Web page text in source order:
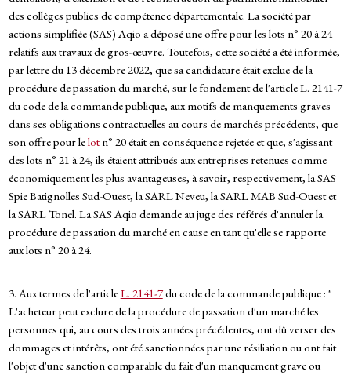
des collèges publics de compétence départementale. La société par
actions simplifiée (SAS) Aqio a déposé une offre pour les lots n° 20 à 24
relatifs aux travaux de gros-œuvre. Toutefois, cette société a été informée,
par lettre du 13 décembre 2022, que sa candidature était exclue de la
procédure de passation du marché, sur le fondement de l'article L. 2141-7
du code de la commande publique, aux motifs de manquements graves
dans ses obligations contractuelles au cours de marchés précédents, que
son offre pour lelotn° 20 était en conséquence rejetée et que, s'agissant
des lots n° 21 à 24, ils étaient attribués aux entreprises retenues comme
économiquement les plus avantageuses, à savoir, respectivement, la SAS
Spie Batignolles Sud-Ouest, la SARL Neveu, la SARL MAB Sud-Ouest et
la SARL Tonel. La SAS Aqio demande au juge des référés d'annuler la
procédure de passation du marché en cause en tant qu'elle se rapporte
aux lots n° 20 à 24.
3. Aux termes de l'articleL. 2141-7du code de la commande publique : "
L'acheteur peut exclure de la procédure de passation d'un marché les
personnes qui, au cours des trois années précédentes, ont dû verser des
dommages et intérêts, ont été sanctionnées par une résiliation ou ont fait
l'objet d'une sanction comparable du fait d'un manquement grave ou